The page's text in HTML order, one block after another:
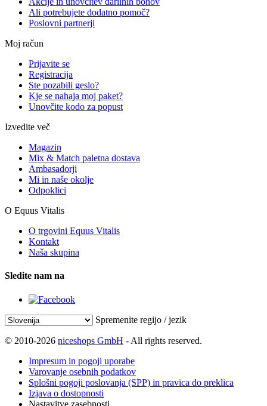
Ali potrebujete dodatno pomoč?
Poslovni partnerji
Moj račun
Prijavite se
Registracija
Ste pozabili geslo?
Kje se nahaja moj paket?
Unovčite kodo za popust
Izvedite več
Magazin
Mix & Match paletna dostava
Ambasadorji
Mi in naše okolje
Odpoklici
O Equus Vitalis
O trgovini Equus Vitalis
Kontakt
Naša skupina
Sledite nam na
Spremenite regijo / jezik
© 2010-2026 niceshops GmbH - All rights reserved.
Impresum in pogoji uporabe
Varovanje osebnih podatkov
Splošni pogoji poslovanja (SPP) in pravica do preklica
Izjava o dostopnosti
Nastavitve zasebnosti